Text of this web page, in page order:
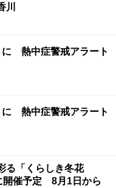
に 熱中症警戒アラート
に 熱中症警戒アラート
る「くらしき冬花
催予定 8月1日から